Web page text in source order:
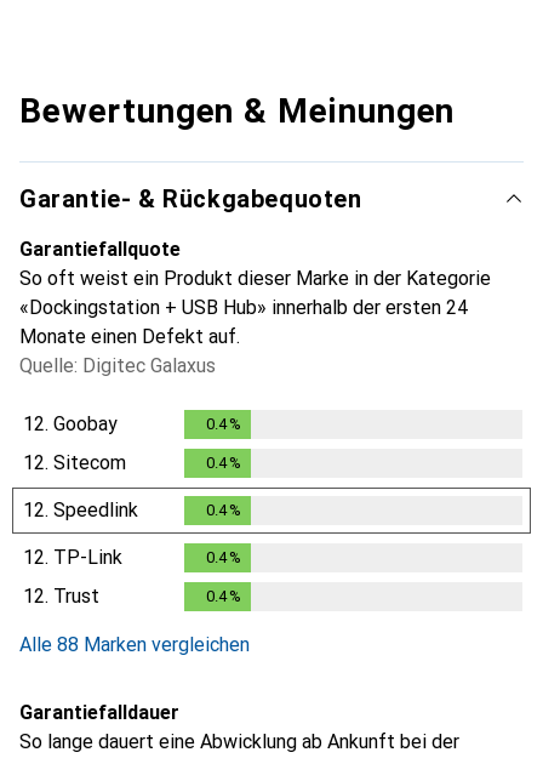
Bewertungen & Meinungen
Garantie- & Rückgabequoten
Garantiefallquote
So oft weist ein Produkt dieser Marke in der Kategorie
«Dockingstation + USB Hub» innerhalb der ersten 24
Monate einen Defekt auf.
Quelle: Digitec Galaxus
12. Goobay 0.4%
12. Sitecom 0.4%
12. Speedlink 0.4%
12. TP-Link 0.4%
12. Trust 0.4%
Alle 88 Marken vergleichen
Garantiefalldauer
So lange dauert eine Abwicklung ab Ankunft bei der